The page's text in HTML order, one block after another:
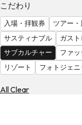
る
気
を
見
る
こだわり
入場・拝観券 ツアー
サスティナブル
ガス
サブカルチャー
ファ
リゾート
フォトジェニ
All Clear